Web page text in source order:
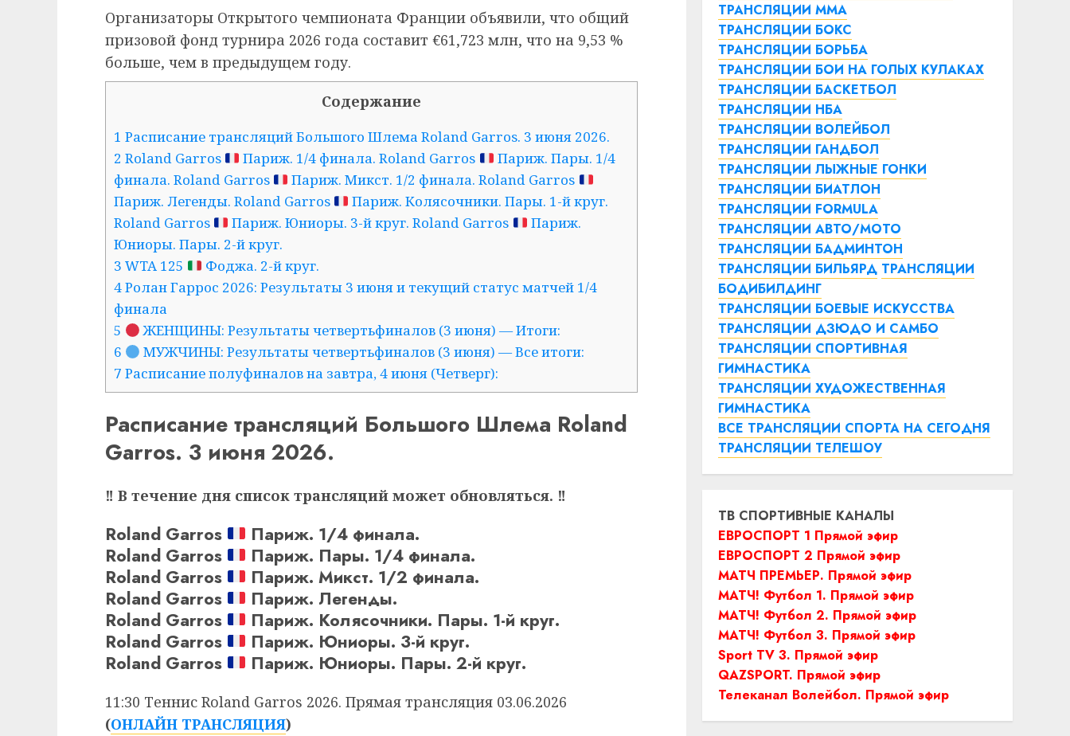
Организаторы Открытого чемпионата Франции объявили, что общий
призовой фонд турнира 2026 года составит €61,723 млн, что на 9,53 %
больше, чем в предыдущем году.
Содержание
1 Расписание трансляций Большого Шлема Roland Garros. 3 июня 2026.
2 Roland Garros
Париж. 1/4 финала. Roland Garros
Париж. Пары. 1/4
финала. Roland Garros
Париж. Микст. 1/2 финала. Roland Garros
Париж. Легенды. Roland Garros
Париж. Колясочники. Пары. 1-й круг.
Roland Garros
Париж. Юниоры. 3-й круг. Roland Garros
Париж.
Юниоры. Пары. 2-й круг.
3 WTA 125
Фоджа. 2-й круг.
4 Ролан Гаррос 2026: Результаты 3 июня и текущий статус матчей 1/4
финала
5
ЖЕНЩИНЫ: Результаты четвертьфиналов (3 июня) — Итоги:
6
МУЖЧИНЫ: Результаты четвертьфиналов (3 июня) — Все итоги:
7 Расписание полуфиналов на завтра, 4 июня (Четверг):
Расписание трансляций Большого Шлема Roland
Garros. 3 июня 2026.
‼ В течение дня список трансляций может обновляться. ‼
Roland Garros
Париж. 1/4 финала.
Roland Garros
Париж. Пары. 1/4 финала.
Roland Garros
Париж. Микст. 1/2 финала.
Roland Garros
Париж. Легенды.
Roland Garros
Париж. Колясочники. Пары. 1-й круг.
Roland Garros
Париж. Юниоры. 3-й круг.
Roland Garros
Париж. Юниоры. Пары. 2-й круг.
11:30 Теннис Roland Garros 2026. Прямая трансляция 03.06.2026
(ОНЛАЙН ТРАНСЛЯЦИЯ)
ТРАНСЛЯЦИИ ММА
ТРАНСЛЯЦИИ БОКС
ТРАНСЛЯЦИИ БОРЬБА
ТРАНСЛЯЦИИ БОИ НА ГОЛЫХ КУЛАКАХ
ТРАНСЛЯЦИИ БАСКЕТБОЛ
ТРАНСЛЯЦИИ НБА
ТРАНСЛЯЦИИ ВОЛЕЙБОЛ
ТРАНСЛЯЦИИ ГАНДБОЛ
ТРАНСЛЯЦИИ ЛЫЖНЫЕ ГОНКИ
ТРАНСЛЯЦИИ БИАТЛОН
ТРАНСЛЯЦИИ FORMULA
ТРАНСЛЯЦИИ АВТО/МОТО
ТРАНСЛЯЦИИ БАДМИНТОН
ТРАНСЛЯЦИИ БИЛЬЯРД ТРАНСЛЯЦИИ
БОДИБИЛДИНГ
ТРАНСЛЯЦИИ БОЕВЫЕ ИСКУССТВА
ТРАНСЛЯЦИИ ДЗЮДО И САМБО
ТРАНСЛЯЦИИ СПОРТИВНАЯ
ГИМНАСТИКА
ТРАНСЛЯЦИИ ХУДОЖЕСТВЕННАЯ
ГИМНАСТИКА
ВСЕ ТРАНСЛЯЦИИ СПОРТА НА СЕГОДНЯ
ТРАНСЛЯЦИИ ТЕЛЕШОУ
ТВ СПОРТИВНЫЕ КАНАЛЫ
ЕВРОСПОРТ 1 Прямой эфир
ЕВРОСПОРТ 2 Прямой эфир
МАТЧ ПРЕМЬЕР. Прямой эфир
МАТЧ! Футбол 1. Прямой эфир
МАТЧ! Футбол 2. Прямой эфир
МАТЧ! Футбол 3. Прямой эфир
Sport TV 3. Прямой эфир
QAZSPORT. Прямой эфир
Телеканал Волейбол. Прямой эфир